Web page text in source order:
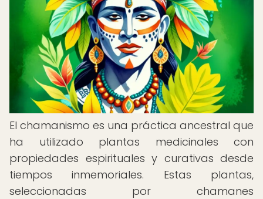
El chamanismo es una práctica ancestral que
ha utilizado plantas medicinales con
propiedades espirituales y curativas desde
tiempos inmemoriales. Estas plantas,
seleccionadas por chamanes